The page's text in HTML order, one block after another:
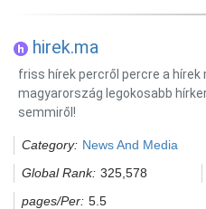
hirek.ma
friss hírek percről percre a hírek
magyarország legokosabb
semmiről!
Category: News And Media
Global Rank: 325,578
pages/Per: 5.5